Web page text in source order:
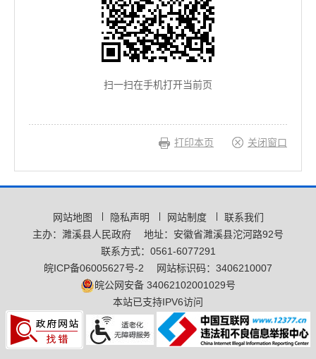
扫一扫在手机打开当前页
打印本页 关闭窗口
网站地图 隐私声明 网站制度
联系我们
主办：濉溪县人民政府
地址：安徽省濉溪县沱河路92号
联系方式：0561-6077291
皖ICP备06005627号-2
网站标识码：3406210007
皖公网安备 34062102001029号
本站已支持IPV6访问